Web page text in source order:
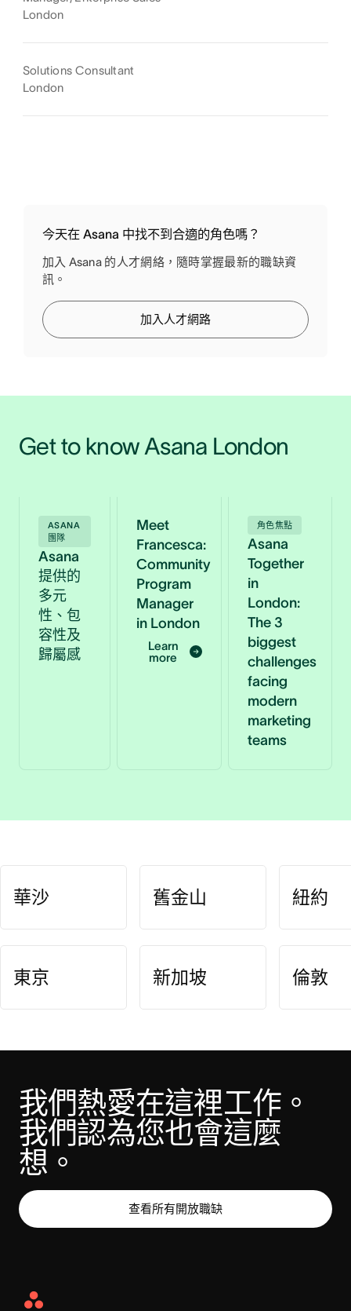
London
Solutions Consultant
London
今天在 Asana 中找不到合適的角色嗎？
加入 Asana 的人才網絡，隨時掌握最新的職缺資
訊。
加入人才網路
Get to know Asana London
ASANA
團隊
Asana
提供的
多元
性、包
容性及
歸屬感
Meet
Francesca:
Community
Program
Manager
in London
Learn
more
角色焦點
Asana
Together
in
London:
The 3
biggest
challenges
facing
modern
marketing
teams
華沙 舊金山 紐約
東京 新加坡 倫敦
我們熱愛在這裡工作。
我們認為您也會這麼
想。
查看所有開放職缺
Asana